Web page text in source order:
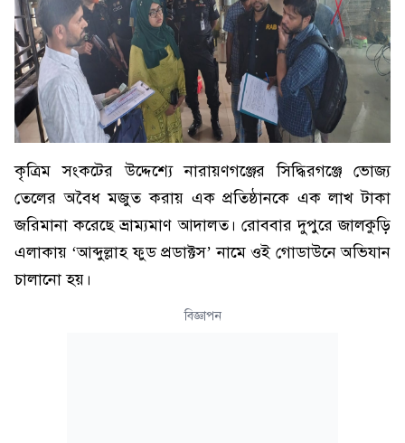
কৃত্রিম সংকটের উদ্দেশ্যে নারায়ণগঞ্জের সিদ্ধিরগঞ্জে ভোজ্য
তেলের অবৈধ মজুত করায় এক প্রতিষ্ঠানকে এক লাখ টাকা
জরিমানা করেছে ভ্রাম্যমাণ আদালত। রোববার দুপুরে জালকুড়ি
এলাকায় ‘আব্দুল্লাহ ফুড প্রডাক্টস’ নামে ওই গোডাউনে অভিযান
চালানো হয়।
বিজ্ঞাপন